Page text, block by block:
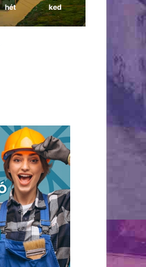
hét ked